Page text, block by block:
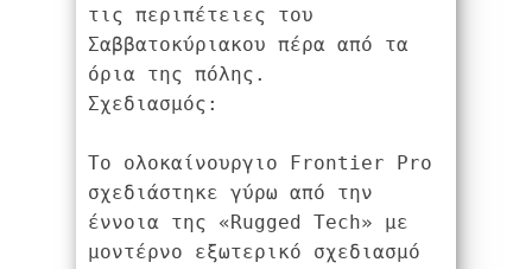
τις περιπέτειες του
Σαββατοκύριακου πέρα ​​από τα
όρια της πόλης.
Σχεδιασμός:
Το ολοκαίνουργιο Frontier Pro
σχεδιάστηκε γύρω από την
έννοια της «Rugged Tech» με
μοντέρνο εξωτερικό σχεδιασμό